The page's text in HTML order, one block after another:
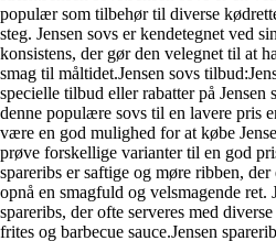
populær som tilbehør til diverse
steg. Jensen sovs er kendetegnet ved
konsistens, der gør den velegnet til at
smag til måltidet.Jensen sovs
specielle tilbud eller rabatter på
denne populære sovs til en lavere pris
være en god mulighed for at købe
prøve forskellige varianter til en god
spareribs er saftige og møre ribben,
opnå en smagfuld og velsmagende
spareribs, der ofte serveres med
frites og barbecue sauce.Jensen